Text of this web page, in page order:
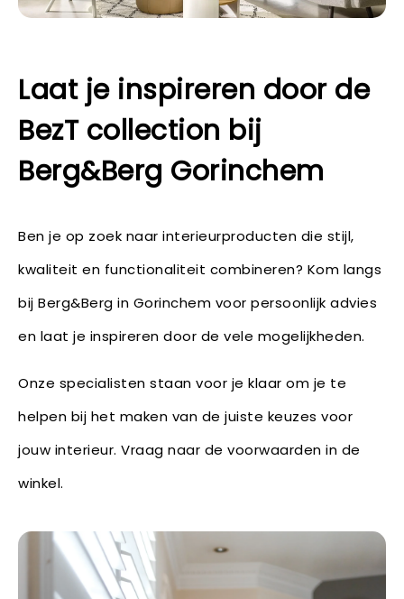
Laat je inspireren door de
BezT collection bij
Berg&Berg Gorinchem
Ben je op zoek naar interieurproducten die stijl,
kwaliteit en functionaliteit combineren? Kom langs
bij Berg&Berg in Gorinchem voor persoonlijk advies
en laat je inspireren door de vele mogelijkheden.
Onze specialisten staan voor je klaar om je te
helpen bij het maken van de juiste keuzes voor
jouw interieur. Vraag naar de voorwaarden in de
winkel.